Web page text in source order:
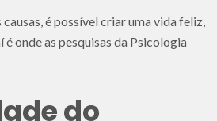
é possível criar uma vida feliz,
é onde as pesquisas da Psicologia
do